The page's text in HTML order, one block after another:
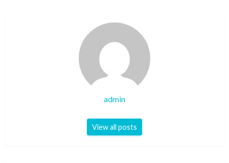
admin
View all posts